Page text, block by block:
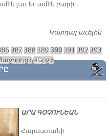
լաւ եւ ամէն բարի,
Կարդալ աւելին
387 388 389 390 391 392 393
›Վերջ »
ԱՐԱ ԳՕՉՈՒՆԵԱՆ
​Հայաստանի